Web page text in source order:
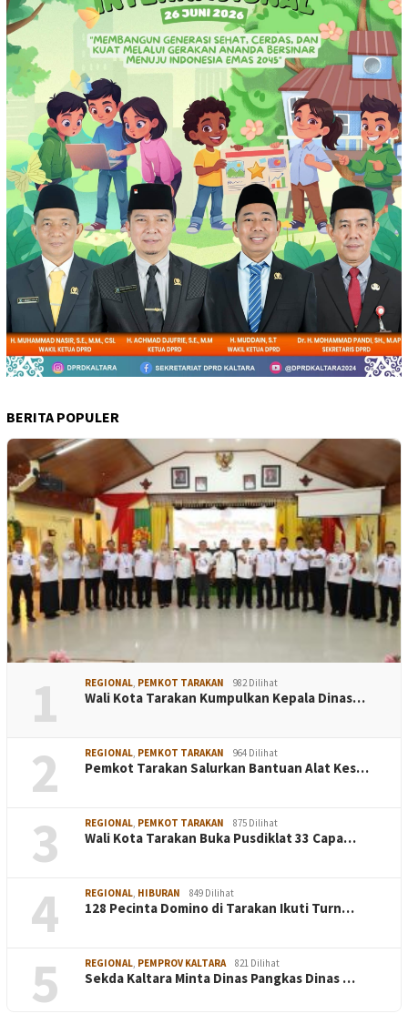
BERITA POPULER
1 REGIONAL PEMKOT TARAKAN 982 Dilihat
Wali Kota Tarakan Kumpulkan Kepala Dinas…
2 REGIONAL PEMKOT TARAKAN 964 Dilihat
Pemkot Tarakan Salurkan Bantuan Alat Kes…
3 REGIONAL PEMKOT TARAKAN 875 Dilihat
Wali Kota Tarakan Buka Pusdiklat 33 Capa…
4 REGIONAL HIBURAN 849 Dilihat
128 Pecinta Domino di Tarakan Ikuti Turn…
5 REGIONAL PEMPROV KALTARA 821 Dilihat
Sekda Kaltara Minta Dinas Pangkas Dinas …